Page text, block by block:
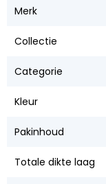
Merk
Collectie
Categorie
Kleur
Pakinhoud
Totale dikte laag